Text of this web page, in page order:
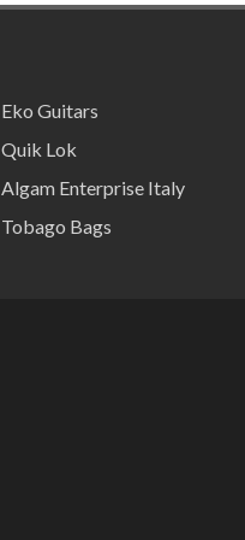
Eko Guitars
Quik Lok
Algam Enterprise Italy
Tobago Bags